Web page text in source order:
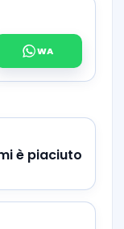
mi è piaciuto